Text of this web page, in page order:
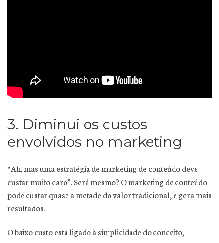
3. Diminui os custos
envolvidos no marketing
“Ah, mas uma estratégia de marketing de conteúdo deve
custar muito caro”. Será mesmo? O marketing de conteúdo
pode custar quase a metade do valor tradicional, e gera mais
resultados.
O baixo custo está ligado à simplicidade do conceito,